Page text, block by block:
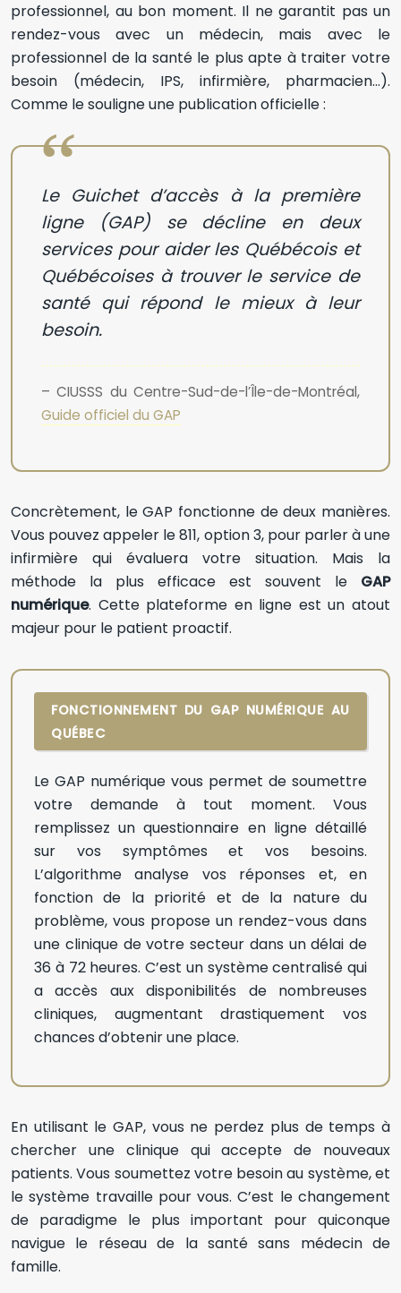
professionnel, au bon moment. Il ne garantit pas un
rendez-vous avec un médecin, mais avec le
professionnel de la santé le plus apte à traiter votre
besoin (médecin, IPS, infirmière, pharmacien…).
Comme le souligne une publication officielle :
Le Guichet d’accès à la première
ligne (GAP) se décline en deux
services pour aider les Québécois et
Québécoises à trouver le service de
santé qui répond le mieux à leur
besoin.
– CIUSSS du Centre-Sud-de-l’Île-de-Montréal,
Guide officiel du GAP
Concrètement, le GAP fonctionne de deux manières.
Vous pouvez appeler le 811, option 3, pour parler à une
infirmière qui évaluera votre situation. Mais la
méthode la plus efficace est souvent le GAP
numérique. Cette plateforme en ligne est un atout
majeur pour le patient proactif.
FONCTIONNEMENT DU GAP NUMÉRIQUE AU
QUÉBEC
Le GAP numérique vous permet de soumettre
votre demande à tout moment. Vous
remplissez un questionnaire en ligne détaillé
sur vos symptômes et vos besoins.
L’algorithme analyse vos réponses et, en
fonction de la priorité et de la nature du
problème, vous propose un rendez-vous dans
une clinique de votre secteur dans un délai de
36 à 72 heures. C’est un système centralisé qui
a accès aux disponibilités de nombreuses
cliniques, augmentant drastiquement vos
chances d’obtenir une place.
En utilisant le GAP, vous ne perdez plus de temps à
chercher une clinique qui accepte de nouveaux
patients. Vous soumettez votre besoin au système, et
le système travaille pour vous. C’est le changement
de paradigme le plus important pour quiconque
navigue le réseau de la santé sans médecin de
famille.